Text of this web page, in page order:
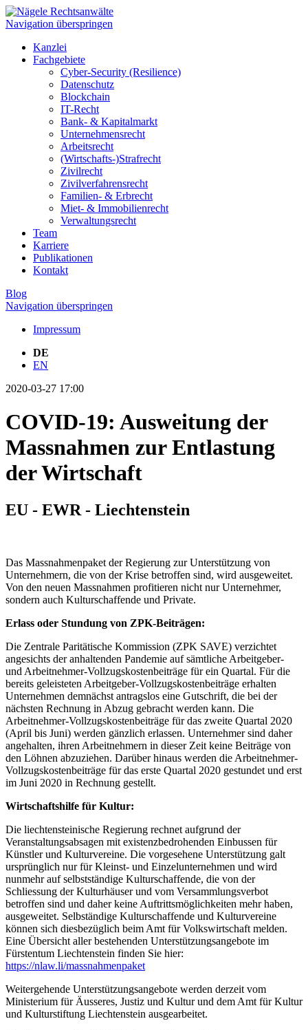
Navigation überspringen
Kanzlei
Fachgebiete
Cyber-Security (Resilience)
Datenschutz
Blockchain
IT-Recht
Bank- & Kapitalmarkt
Unternehmensrecht
Arbeitsrecht
(Wirtschafts-)Strafrecht
Zivilrecht
Zivilverfahrensrecht
Familien- & Erbrecht
Miet- & Immobilienrecht
Verwaltungsrecht
Team
Karriere
Publikationen
Kontakt
Blog
Navigation überspringen
Impressum
DE
EN
2020-03-27 17:00
COVID-19: Ausweitung der
Massnahmen zur Entlastung
der Wirtschaft
EU - EWR - Liechtenstein
Das Massnahmenpaket der Regierung zur Unterstützung von
Unternehmern, die von der Krise betroffen sind, wird ausgeweitet.
Von den neuen Massnahmen profitieren nicht nur Unternehmer,
sondern auch Kulturschaffende und Private.
Erlass oder Stundung von ZPK-Beiträgen:
Die Zentrale Paritätische Kommission (ZPK SAVE) verzichtet
angesichts der anhaltenden Pandemie auf sämtliche Arbeitgeber-
und Arbeitnehmer-Vollzugskostenbeiträge für ein Quartal. Für die
bereits geleisteten Arbeitgeber-Vollzugskostenbeiträge erhalten
Unternehmen demnächst antragslos eine Gutschrift, die bei der
nächsten Rechnung in Abzug gebracht werden kann. Die
Arbeitnehmer-Vollzugskostenbeiträge für das zweite Quartal 2020
(April bis Juni) werden gänzlich erlassen. Unternehmer sind daher
angehalten, ihren Arbeitnehmern in dieser Zeit keine Beiträge von
den Löhnen abzuziehen. Darüber hinaus werden die Arbeitnehmer-
Vollzugskostenbeiträge für das erste Quartal 2020 gestundet und erst
im Juni 2020 in Rechnung gestellt.
Wirtschaftshilfe für Kultur:
Die liechtensteinische Regierung rechnet aufgrund der
Veranstaltungsabsagen mit existenzbedrohenden Einbussen für
Künstler und Kulturvereine. Die vorgesehene Unterstützung galt
ursprünglich nur für Kleinst- und Einzelunternehmen und wird
nunmehr auf selbstständige Kulturschaffende, die von der
Schliessung der Kulturhäuser und vom Versammlungsverbot
betroffen sind und daher keine Auftrittsmöglichkeiten mehr haben,
ausgeweitet. Selbständige Kulturschaffende und Kulturvereine
können sich diesbezüglich beim Amt für Volkswirtschaft melden.
Eine Übersicht aller bestehenden Unterstützungsangebote im
Fürstentum Liechtenstein finden Sie hier:
https://nlaw.li/massnahmenpaket
Weitergehende Unterstützungsangebote werden derzeit vom
Ministerium für Äusseres, Justiz und Kultur und dem Amt für Kultur
und Kulturstiftung Liechtenstein ausgearbeitet.